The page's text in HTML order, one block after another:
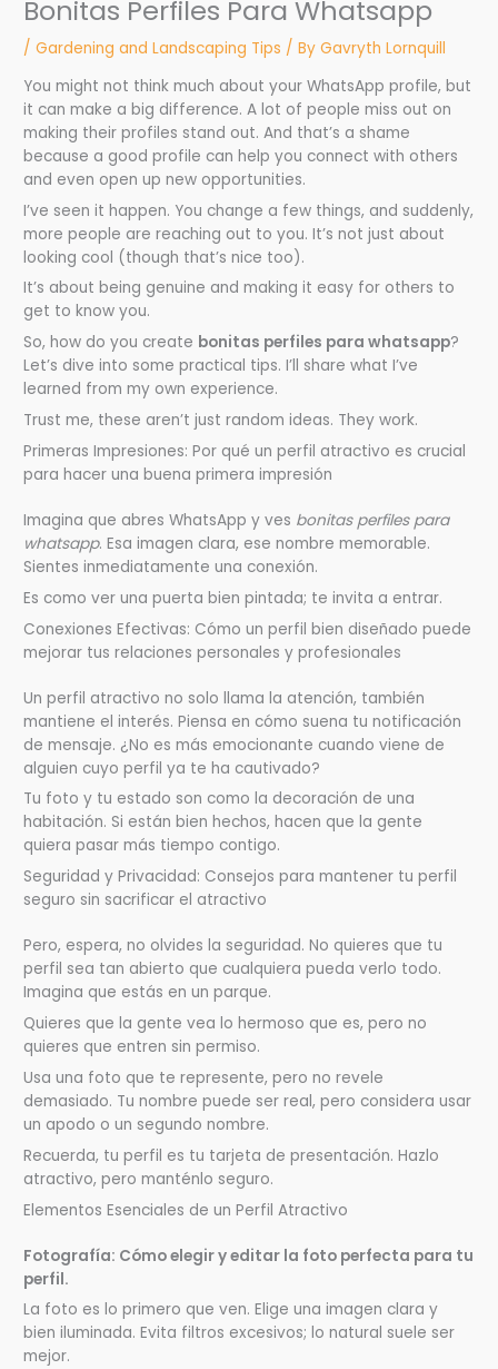
Bonitas Perfiles Para Whatsapp
/Gardening and Landscaping Tips / ByGavryth Lornquill
You might not think much about your WhatsApp profile, but
it can make a big difference. A lot of people miss out on
making their profiles stand out. And that’s a shame
because a good profile can help you connect with others
and even open up new opportunities.
I’ve seen it happen. You change a few things, and suddenly,
more people are reaching out to you. It’s not just about
looking cool (though that’s nice too).
It’s about being genuine and making it easy for others to
get to know you.
So, how do you create bonitas perfiles para whatsapp?
Let’s dive into some practical tips. I’ll share what I’ve
learned from my own experience.
Trust me, these aren’t just random ideas. They work.
Primeras Impresiones: Por qué un perfil atractivo es crucial
para hacer una buena primera impresión
Imagina que abres WhatsApp y ves bonitas perfiles para
whatsapp. Esa imagen clara, ese nombre memorable.
Sientes inmediatamente una conexión.
Es como ver una puerta bien pintada; te invita a entrar.
Conexiones Efectivas: Cómo un perfil bien diseñado puede
mejorar tus relaciones personales y profesionales
Un perfil atractivo no solo llama la atención, también
mantiene el interés. Piensa en cómo suena tu notificación
de mensaje. ¿No es más emocionante cuando viene de
alguien cuyo perfil ya te ha cautivado?
Tu foto y tu estado son como la decoración de una
habitación. Si están bien hechos, hacen que la gente
quiera pasar más tiempo contigo.
Seguridad y Privacidad: Consejos para mantener tu perfil
seguro sin sacrificar el atractivo
Pero, espera, no olvides la seguridad. No quieres que tu
perfil sea tan abierto que cualquiera pueda verlo todo.
Imagina que estás en un parque.
Quieres que la gente vea lo hermoso que es, pero no
quieres que entren sin permiso.
Usa una foto que te represente, pero no revele
demasiado. Tu nombre puede ser real, pero considera usar
un apodo o un segundo nombre.
Recuerda, tu perfil es tu tarjeta de presentación. Hazlo
atractivo, pero manténlo seguro.
Elementos Esenciales de un Perfil Atractivo
Fotografía: Cómo elegir y editar la foto perfecta para tu
perfil.
La foto es lo primero que ven. Elige una imagen clara y
bien iluminada. Evita filtros excesivos; lo natural suele ser
mejor.